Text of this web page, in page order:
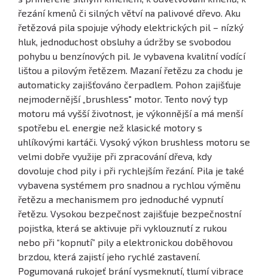
řezání kmenů či silných větví na palivové dřevo. Aku
řetězová pila spojuje výhody elektrických pil – nízký
hluk, jednoduchost obsluhy a údržby se svobodou
pohybu u benzínových pil. Je vybavena kvalitní vodící
lištou a pilovým řetězem. Mazaní řetězu za chodu je
automaticky zajišťováno čerpadlem. Pohon zajišťuje
nejmodernější „brushless" motor. Tento nový typ
motoru má vyšší životnost, je výkonnější a má menší
spotřebu el. energie než klasické motory s
uhlíkovými kartáči. Vysoký výkon brushless motoru se
velmi dobře využije při zpracování dřeva, kdy
dovoluje chod pily i při rychlejším řezání. Pila je také
vybavena systémem pro snadnou a rychlou výměnu
řetězu a mechanismem pro jednoduché vypnutí
řetězu. Vysokou bezpečnost zajišťuje bezpečnostní
pojistka, která se aktivuje při vyklouznutí z rukou
nebo při “kopnutí” pily a elektronickou doběhovou
brzdou, která zajistí jeho rychlé zastavení.
Pogumovaná rukojeť brání vysmeknutí, tlumí vibrace